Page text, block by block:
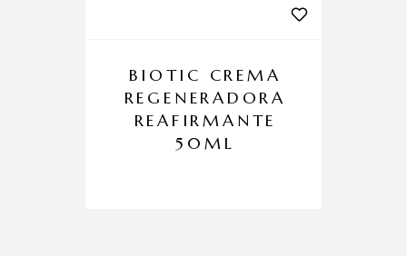
BIOTIC CREMA
REGENERADORA
REAFIRMANTE
50ML